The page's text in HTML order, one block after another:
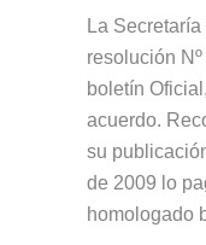
La
resolución
boletín
acuerdo.
su
de 2009 lo
homologado